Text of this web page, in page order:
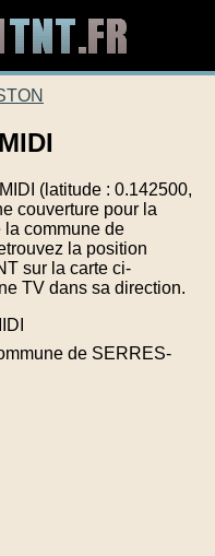
(latitude : 0.142500,
couverture pour la
la commune de
la position
sur la carte ci-
TV dans sa direction.
de SERRES-